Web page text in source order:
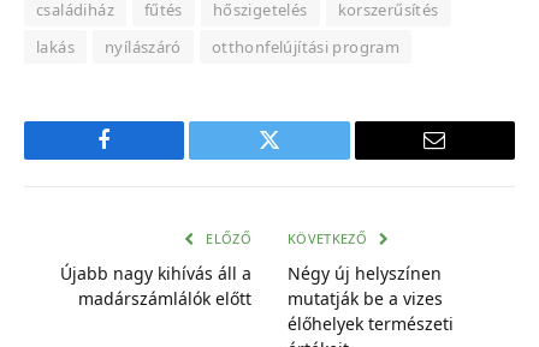
családiház fűtés hőszigetelés
korszerűsítés
lakás
nyílászáró otthonfelújítási program
Facebook Twitter
E-
ELŐZŐ
Újabb nagy kihívás áll a
madárszámlálók előtt
KÖVETKEZŐ
Négy új helyszínen
mutatják be a vizes
élőhelyek természeti